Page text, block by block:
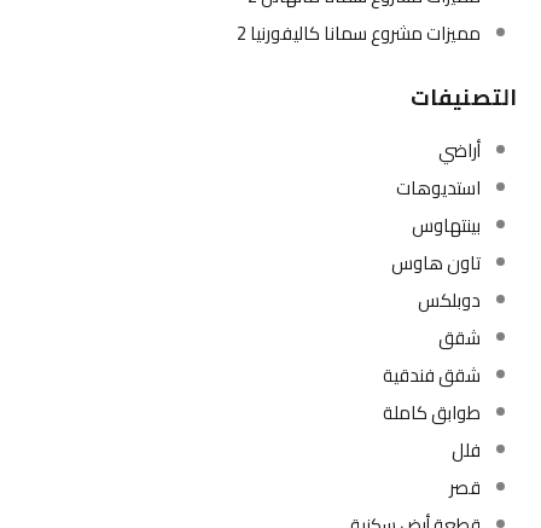
مميزات مشروع سمانا كاليفورنيا 2
التصنيفات
أراضي
استديوهات
بينتهاوس
تاون هاوس
دوبلكس
شقق
شقق فندقية
طوابق كاملة
فلل
قصر